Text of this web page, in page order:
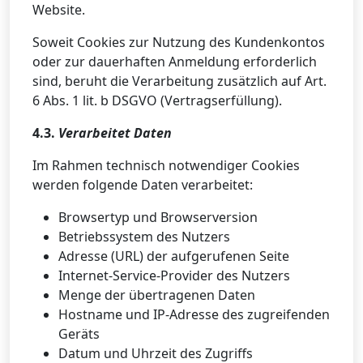
Website.
Soweit Cookies zur Nutzung des Kundenkontos
oder zur dauerhaften Anmeldung erforderlich
sind, beruht die Verarbeitung zusätzlich auf Art.
6 Abs. 1 lit. b DSGVO (Vertragserfüllung).
4.3. Verarbeitet Daten
Im Rahmen technisch notwendiger Cookies
werden folgende Daten verarbeitet:
Browsertyp und Browserversion
Betriebssystem des Nutzers
Adresse (URL) der aufgerufenen Seite
Internet-Service-Provider des Nutzers
Menge der übertragenen Daten
Hostname und IP-Adresse des zugreifenden
Geräts
Datum und Uhrzeit des Zugriffs